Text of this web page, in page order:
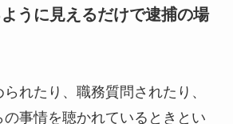
うに見えるだけで逮捕の場
れたり、職務質問されたり、
事情を聴かれているときとい